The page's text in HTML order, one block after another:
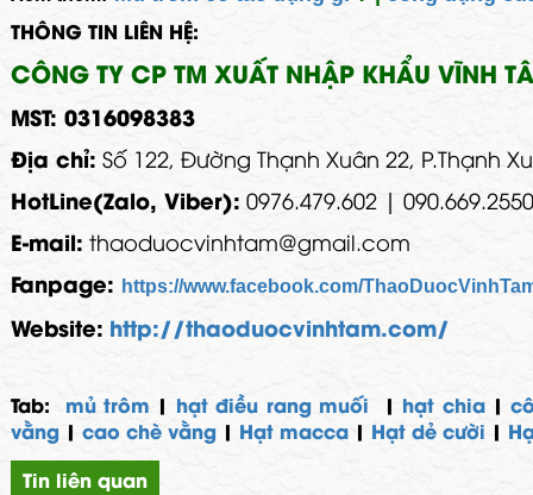
THÔNG TIN LIÊN HỆ:
CÔNG TY CP TM XUẤT NHẬP KHẨU VĨNH
MST: 0316098383
Địa chỉ: Số 122, Đường Thạnh Xuân 22, P.Thạnh
HotLine(Zalo, Viber): 0976.479.602 |
E-mail: thaoduocvinhtam@gmail.com
Fanpage: https://www.facebook.com/
Website: http://thaoduocvinhtam.com/
Tab: mủ trôm | hạt điều rang muối | hạt chia|
vằng| cao chè vằng| Hạt macca| Hạt dẻ cười |
Tin liên quan